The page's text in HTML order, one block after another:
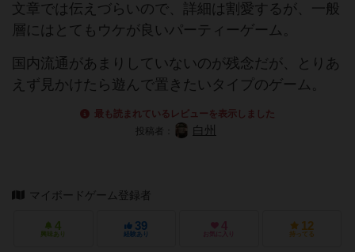
文章では伝えづらいので、詳細は割愛するが、一般
層にはとてもウケが良いパーティーゲーム。
国内流通があまりしていないのが残念だが、とりあ
えず見かけたら遊んで置きたいタイプのゲーム。
最も読まれているレビューを表示しました
投稿者：
白州
マイボードゲーム登録者
4
興味あり
39
経験あり
4
お気に入り
12
持ってる